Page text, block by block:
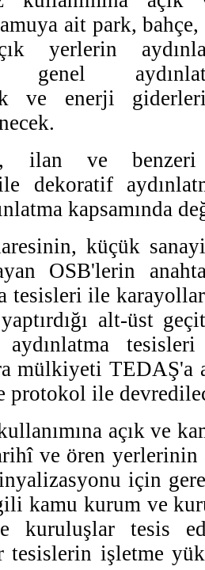
ait park,
yerlerin
genel
ve enerji
ilan ve benzeri
ile dekoratif
kapsamında
küçük
OSB'lerin
tesisleri ile
alt-üst
tesisleri
mülkiyeti
protokol ile
açık ve
ve ören yerlerinin
için
kamu kurum ve
tesis edip
tesislerin işletme